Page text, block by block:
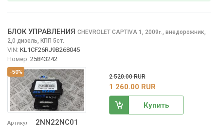
-50%
Артикул 2NN22NC01
БЛОК УПРАВЛЕНИЯ CHEVROLET CAPTIVA 1, 2009г. внедорожник,
2,0 дизель, КПП 5ст.
VIN: KL1CF26RJ9B268045
Номер: 25843242
2 520.00 RUR
1 260.00 RUR
Купить